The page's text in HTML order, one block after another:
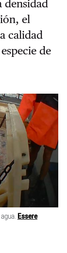
densidad
el
calidad
de
Essere